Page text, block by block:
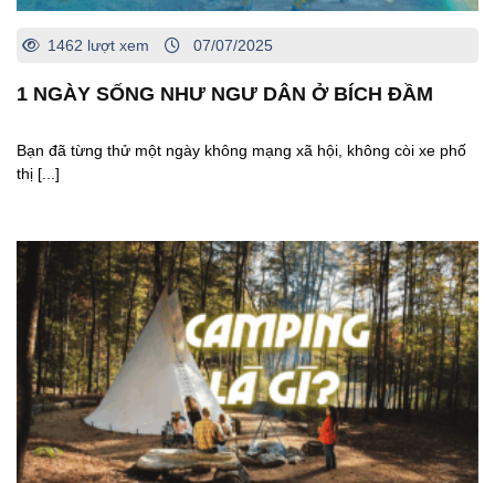
1462 lượt xem 07/07/2025
1 NGÀY SỐNG NHƯ NGƯ DÂN Ở BÍCH ĐẦM
Bạn đã từng thử một ngày không mạng xã hội, không còi xe phố
thị [...]